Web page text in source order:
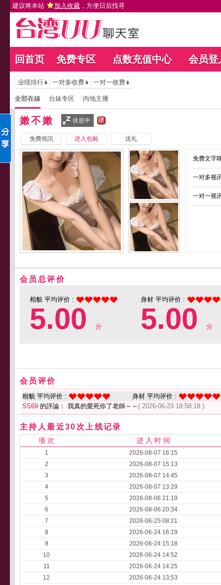
建议将本站 加入收藏 ，方便日后找寻
回首页 免费专区 点数充值中心 会员登
业绩排行 一对多收费 一对一收费
全部在線 台妹专区 內地主播
嫩不嫩 休息中
免費視訊 进入包厢 送礼
免费文字
一对多视
一对一视
会员总评价
相貌 平均评价 :
5.00 分
身材 平均评价 :
5.00 分
会员评价
相貌 平均评价 :
身材 平均评价 :
SS69 的評論： 我真的愛死你了老師～～ ( 2026-06-23 18:58:18 )
主持人最近30次上线记录
项 次 进 入 时 间
1
2026-08-07 16:15
2
2026-08-07 15:13
3
2026-08-07 14:45
4
2026-08-07 13:29
5
2026-08-06 21:19
6
2026-08-06 20:34
7
2026-06-25 08:21
8
2026-06-24 16:19
9
2026-06-24 15:18
10
2026-06-24 14:52
11
2026-06-24 14:25
12
2026-06-24 13:53